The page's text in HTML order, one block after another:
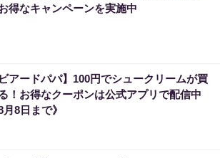
得なキャンペーンを実施中
ビアードパパ】100円でシュークリームが買
！お得なクーポンは公式アプリで配信中
8月8日まで》